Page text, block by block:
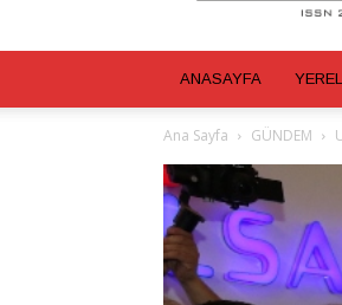
ANASAYFA
Ana Sayfa GÜNDEM